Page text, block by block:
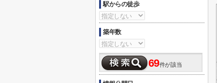
駅からの徒歩
築年数
69件が該当